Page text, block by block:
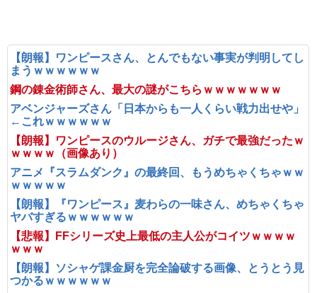
【朗報】ワンピースさん、とんでもない事実が判明してし
まうｗｗｗｗｗｗ
鋼の錬金術師さん、最大の謎がこちらｗｗｗｗｗｗｗ
アベンジャーズさん「日本からも一人くらい戦力出せや」
←これｗｗｗｗｗｗ
【朗報】ワンピースのウルージさん、ガチで最強だったｗ
ｗｗｗｗ（画像あり）
アニメ『スラムダンク』の最終回、もうめちゃくちゃｗｗ
ｗｗｗｗｗ
【朗報】『ワンピース』麦わらの一味さん、めちゃくちゃ
ヤバすぎるｗｗｗｗｗｗ
【悲報】FFシリーズ史上最低の主人公がコイツｗｗｗｗ
ｗｗｗ
【朗報】ソシャゲ課金厨を完全論破する画像、とうとう見
つかるｗｗｗｗｗｗ